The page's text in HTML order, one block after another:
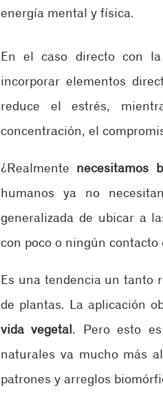
energía mental y física.
En el caso directo con
incorporar elementos
reduce el estrés,
concentración, el
¿Realmente necesitamos
humanos ya no
generalizada de ubicar a
con poco o ningún
Es una tendencia un tanto
vida vegetal. Pero esto
naturales va mucho más
patrones y arreglos